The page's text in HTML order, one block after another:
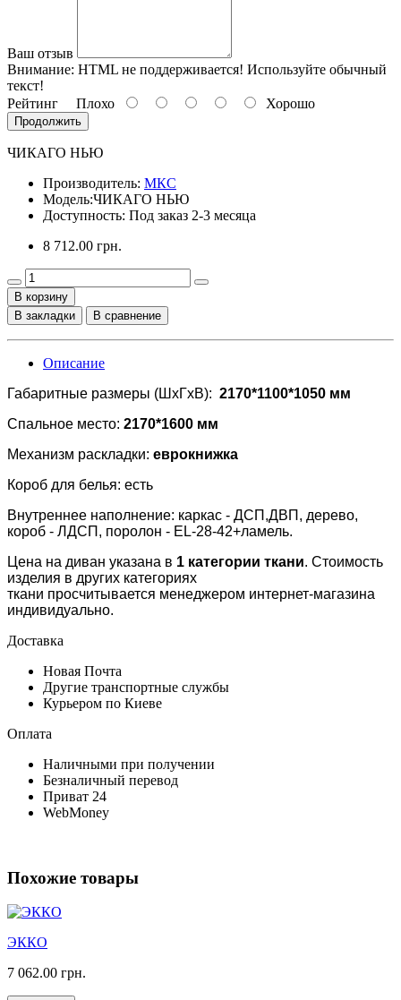
Ваш отзыв
Внимание: HTML не поддерживается! Используйте обычный
текст!
Рейтинг Плохо Хорошо
Продолжить
ЧИКАГО НЬЮ
Производитель: МКС
Модель:ЧИКАГО НЬЮ
Доступность: Под заказ 2-3 месяца
8 712.00 грн.
В корзину
В закладки
В сравнение
Описание
Габаритные размеры (ШхГхВ): 2170*1100*1050 мм
Спальное место: 2170*1600 мм
Механизм раскладки: еврокнижка
Короб для белья: есть
Внутреннее наполнение: каркас - ДСП,ДВП, дерево,
короб - ЛДСП, поролон - EL-28-42+ламель.
Цена на диван указана в 1 категории ткани. Стоимость
изделия в других категориях
ткани просчитывается менеджером интернет-магазина
индивидуально.
Доставка
Новая Почта
Другие транспортные службы
Курьером по Киеве
Оплата
Наличными при получении
Безналичный перевод
Приват 24
WebMoney
Похожие товары
ЭККО
7 062.00 грн.